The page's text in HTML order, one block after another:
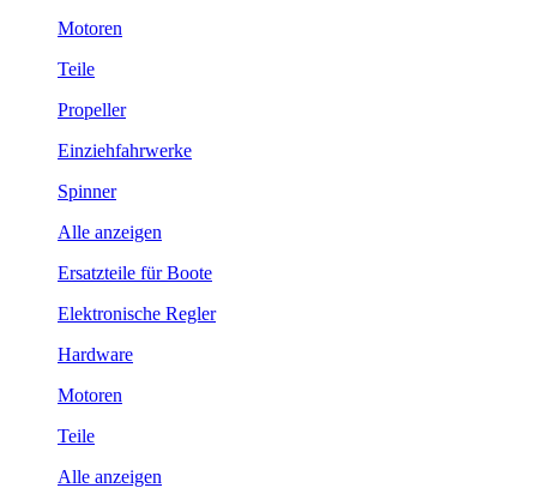
Motoren
Teile
Propeller
Einziehfahrwerke
Spinner
Alle anzeigen
Ersatzteile für Boote
Elektronische Regler
Hardware
Motoren
Teile
Alle anzeigen